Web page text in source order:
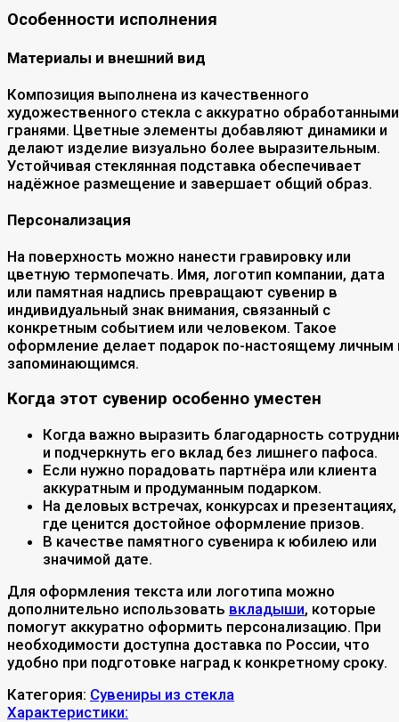
Особенности исполнения
Материалы и внешний вид
Композиция выполнена из качественного
художественного стекла с аккуратно обработанными
гранями. Цветные элементы добавляют динамики и
делают изделие визуально более выразительным.
Устойчивая стеклянная подставка обеспечивает
надёжное размещение и завершает общий образ.
Персонализация
На поверхность можно нанести гравировку или
цветную термопечать. Имя, логотип компании, дата
или памятная надпись превращают сувенир в
индивидуальный знак внимания, связанный с
конкретным событием или человеком. Такое
оформление делает подарок по-настоящему личным
запоминающимся.
Когда этот сувенир особенно уместен
Когда важно выразить благодарность
и подчеркнуть его вклад без лишнего пафоса.
Если нужно порадовать партнёра или клиента
аккуратным и продуманным подарком.
На деловых встречах, конкурсах и презентациях,
где ценится достойное оформление призов.
В качестве памятного сувенира к юбилею или
значимой дате.
Для оформления текста или логотипа можно
дополнительно использовать вкладыши, которые
помогут аккуратно оформить персонализацию. При
необходимости доступна доставка по России, что
удобно при подготовке наград к конкретному сроку.
Категория: Сувениры из стекла
Характеристики: